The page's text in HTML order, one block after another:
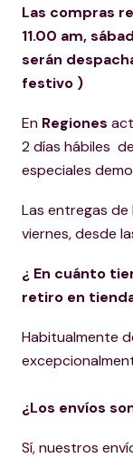
Las compras
11.00 am,
serán
festivo )
En Regiones
2 días hábiles
especiales
Las entregas de
viernes, desde
¿ En cuánto
retiro en
Habitualmente
¿Los envíos
Sí, nuestros